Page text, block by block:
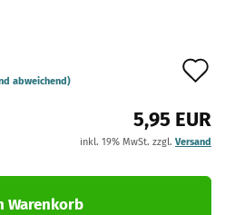
abweichend)
5,95 EUR
inkl. 19% MwSt. zzgl. Versand
Warenkorb